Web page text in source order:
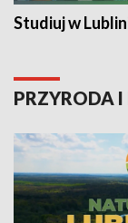
Studiuj w
PRZYRODA